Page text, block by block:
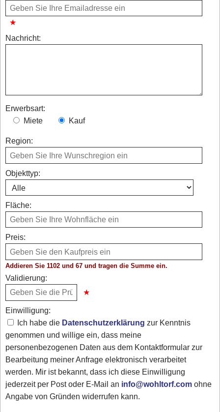
Nachricht:
Erwerbsart:
Miete
Kauf
Region:
Objekttyp:
Fläche:
Preis:
Addieren Sie 1102 und 67 und tragen die Summe ein.
Validierung:
Einwilligung:
Ich habe die Datenschutzerklärung zur Kenntnis
genommen und willige ein, dass meine
personenbezogenen Daten aus dem Kontaktformular zur
Bearbeitung meiner Anfrage elektronisch verarbeitet
werden. Mir ist bekannt, dass ich diese Einwilligung
jederzeit per Post oder E-Mail an info@wohltorf.comohne
Angabe von Gründen widerrufen kann.